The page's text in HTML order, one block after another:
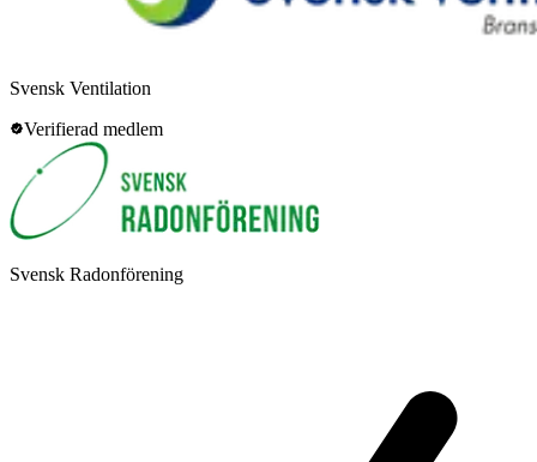
Svensk Ventilation
Verifierad medlem
Svensk Radonförening